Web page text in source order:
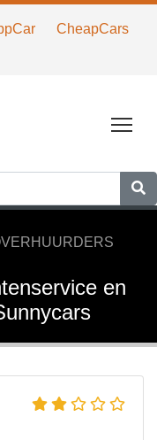
CheapCars
en